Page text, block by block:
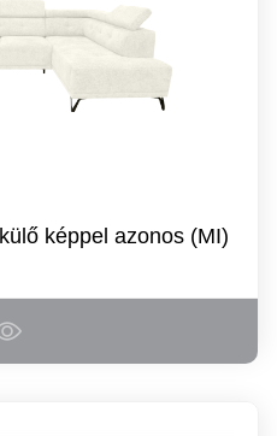
képpel azonos (MI)